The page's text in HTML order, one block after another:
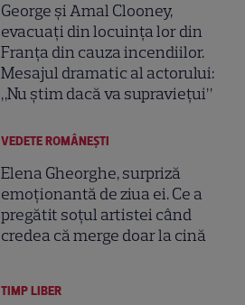
George și Amal Clooney,
evacuați din locuința lor din
Franța din cauza incendiilor.
Mesajul dramatic al actorului:
„Nu știm dacă va supraviețui”
VEDETE ROMÂNEŞTI
Elena Gheorghe, surpriză
emoționantă de ziua ei. Ce a
pregătit soțul artistei când
credea că merge doar la cină
TIMP LIBER